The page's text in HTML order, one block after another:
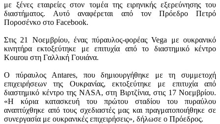
με ξένες εταιρείες στον τομέα της ειρηνικής εξερεύνησης του
διαστήματος. Αυτό αναφέρεται από τον Πρόεδρο Πετρό
Ποροσένκο στο Facebook.
Στις 21 Νοεμβρίου, ένας πύραυλος-φορέας Vega με ουκρανικό
κινητήρα εκτοξεύτηκε με επιτυχία από το διαστημικό κέντρο
Kourou στη Γαλλική Γουιάνα.
Ο πύραυλος Antares, που δημιουργήθηκε με τη συμμετοχή
επιχειρήσεων της Ουκρανίας, εκτοξεύτηκε με επιτυχία από
διαστημικό κέντρο της NASA, στη Βιρτζίνια, στις 17 Νοεμβρίου.
«Η κύρια κατασκευή του πρώτου σταδίου του πυραύλου
αναπτύχθηκε από τους σχεδιαστές μας και πραγματοποιήθηκε σε
συνεργασία με ουκρανικές επιχειρήσεις», δήλωσε ο Πρόεδρος.